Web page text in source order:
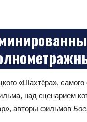
«Шахтёра»,
над сценарием
авторы фильмов